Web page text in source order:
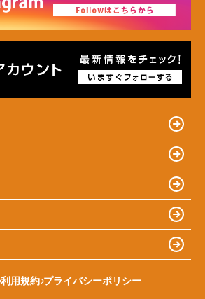
利用規約 プライバシーポリシー